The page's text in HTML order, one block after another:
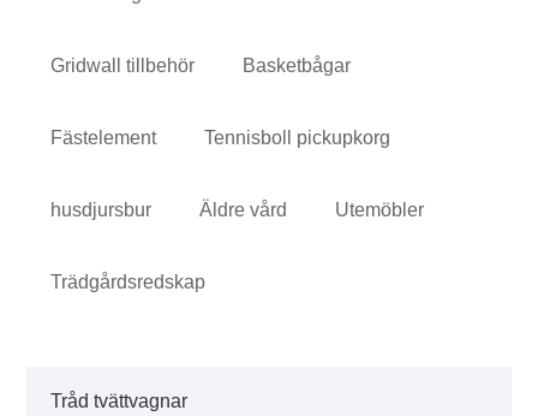
Gridwall tillbehör Basketbågar
Fästelement Tennisboll pickupkorg
husdjursbur Äldre vård Utemöbler
Trädgårdsredskap
Tråd tvättvagnar